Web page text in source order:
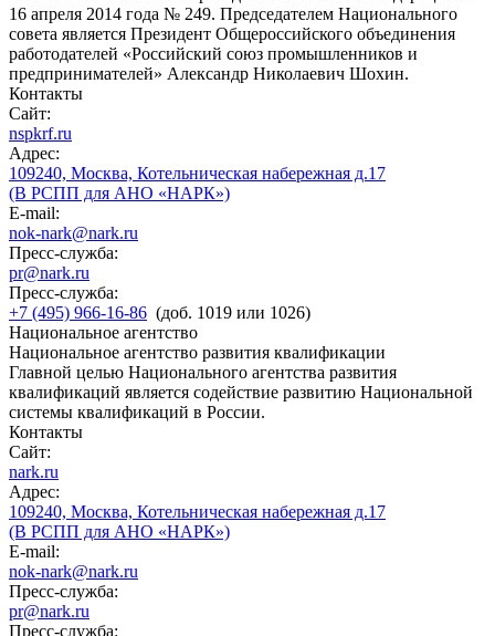
16 апреля 2014 года № 249. Председателем Национального
совета является Президент Общероссийского объединения
работодателей «Российский союз промышленников и
предпринимателей» Александр Николаевич Шохин.
Контакты
Сайт:
nspkrf.ru
Адрес:
109240, Москва, Котельническая набережная д.17
(В РСПП для АНО «НАРК»)
E-mail:
nok-nark@nark.ru
Пресс-служба:
pr@nark.ru
Пресс-служба:
+7 (495) 966-16-86 (доб. 1019 или 1026)
Национальное агентство
Национальное агентство развития квалификации
Главной целью Национального агентства развития
квалификаций является содействие развитию Национальной
системы квалификаций в России.
Контакты
Сайт:
nark.ru
Адрес:
109240, Москва, Котельническая набережная д.17
(В РСПП для АНО «НАРК»)
E-mail:
nok-nark@nark.ru
Пресс-служба:
pr@nark.ru
Пресс-служба: